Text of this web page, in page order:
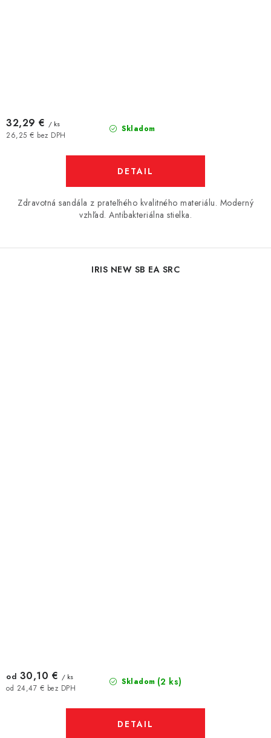
Skladom
26,25 € bez DPH
32,29 € / ks
DETAIL
Zdravotná sandála z prateľného kvalitného materiálu. Moderný
vzhľad. Antibakteriálna stielka.
IRIS NEW SB EA SRC
Skladom (2 ks)
od 24,47 € bez DPH
od 30,10 € / ks
DETAIL